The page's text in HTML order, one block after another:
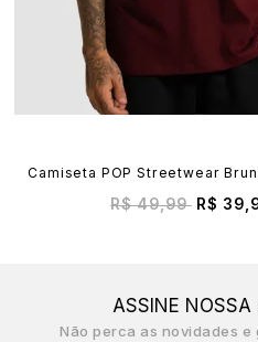
Camiseta POP Streetwear
R$ 49,99 R$
ASSINE NOSSA
Não perca as novidades e